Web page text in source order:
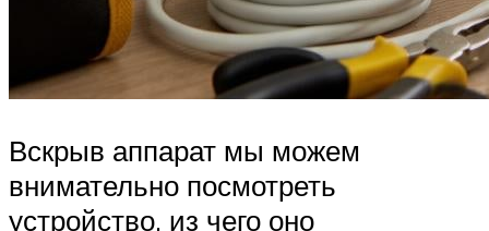
Вскрыв аппарат мы можем
внимательно посмотреть
устройство, из чего оно